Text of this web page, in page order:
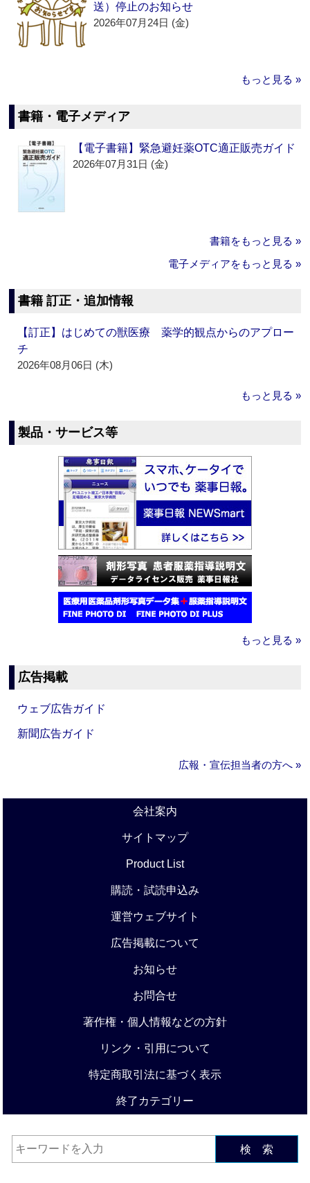
送）停止のお知らせ
2026年07月24日 (金)
もっと見る »
書籍・電子メディア
【電子書籍】緊急避妊薬OTC適正販売ガイド
2026年07月31日 (金)
書籍をもっと見る »
電子メディアをもっと見る »
書籍 訂正・追加情報
【訂正】はじめての獣医療 薬学的観点からのアプロー
チ
2026年08月06日 (木)
もっと見る »
製品・サービス等
もっと見る »
広告掲載
ウェブ広告ガイド
新聞広告ガイド
広報・宣伝担当者の方へ »
会社案内
サイトマップ
Product List
購読・試読申込み
運営ウェブサイト
広告掲載について
お知らせ
お問合せ
著作権・個人情報などの方針
リンク・引用について
特定商取引法に基づく表示
終了カテゴリー
検 索